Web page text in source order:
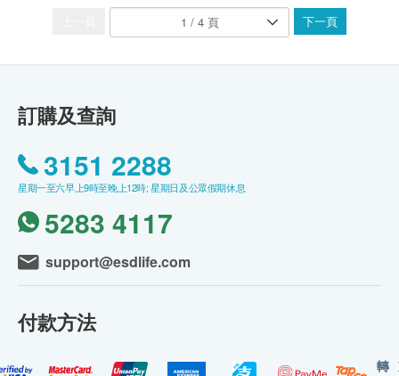
下一頁
訂購及查詢
3151 2288
星期一至六早上9時至晚上12時; 星期日及公眾假期休息
5283 4117
support@esdlife.com
付款方法
轉